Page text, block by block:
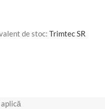
de stoc: Trimtec SR
aplică